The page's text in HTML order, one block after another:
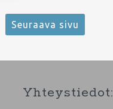
Seuraava sivu
Yhteystiedot: